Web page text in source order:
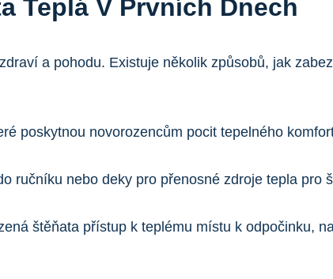
Teplá V Prvních Dnech
a pohodu. Existuje několik způsobů, jak
poskytnou novorozencům pocit tepelného
ručníku nebo deky pro přenosné zdroje tepla pro
štěňata přístup k teplému místu k odpočinku,